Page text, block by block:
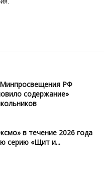
РФ
содержание»
в течение 2026 года
серию «Щит и...